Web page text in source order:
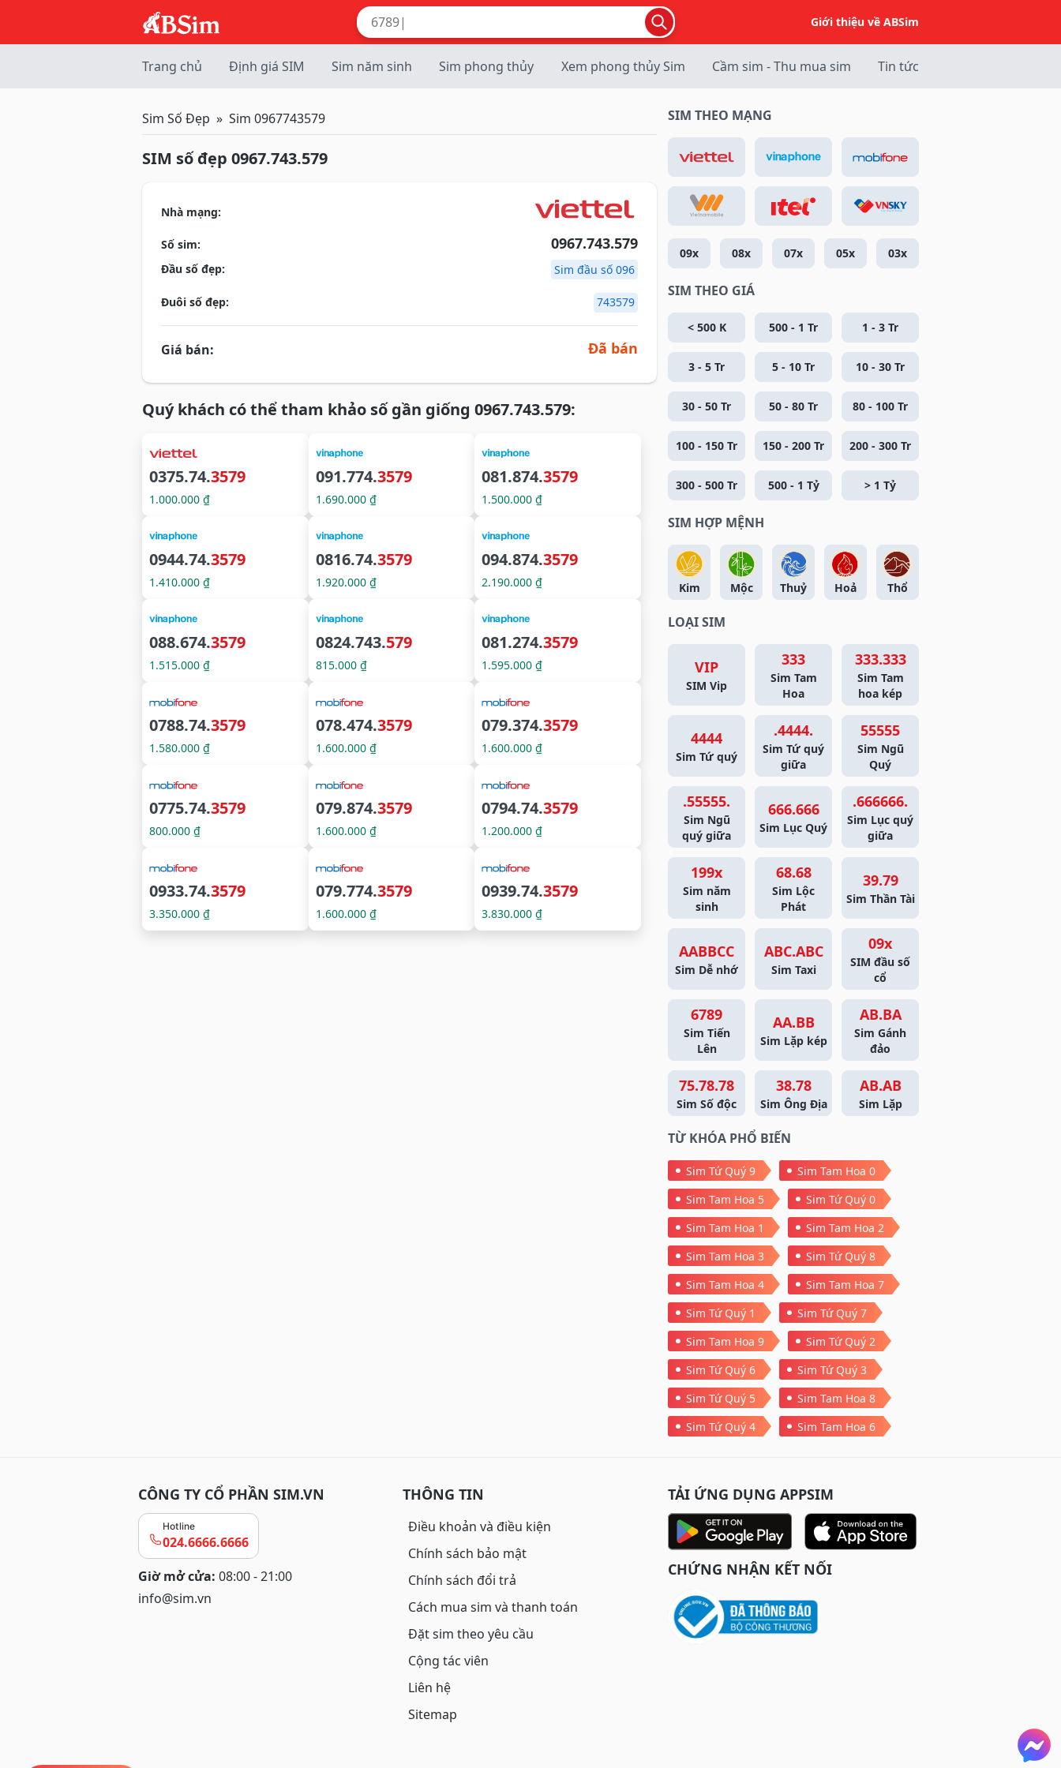
Giới thiệu về ABSim
Trang chủ Định giá SIM Sim năm sinh Sim phong thủy Xem phong thủy Sim Cầm sim - Thu mua sim Tin tức
Sim Số Đẹp Sim 0967743579
SIM số đẹp 0967.743.579
Nhà mạng:
Số sim: 0967.743.579
Đầu số đẹp: Sim đầu số 096
Đuôi số đẹp: 743579
Giá bán: Đã bán
Quý khách có thể tham khảo số gần giống 0967.743.579:
0375.74.3579
1.000.000 ₫
091.774.3579
1.690.000 ₫
081.874.3579
1.500.000 ₫
0944.74.3579
1.410.000 ₫
0816.74.3579
1.920.000 ₫
094.874.3579
2.190.000 ₫
088.674.3579
1.515.000 ₫
0824.743.579
815.000 ₫
081.274.3579
1.595.000 ₫
0788.74.3579
1.580.000 ₫
078.474.3579
1.600.000 ₫
079.374.3579
1.600.000 ₫
0775.74.3579
800.000 ₫
079.874.3579
1.600.000 ₫
0794.74.3579
1.200.000 ₫
0933.74.3579
3.350.000 ₫
079.774.3579
1.600.000 ₫
0939.74.3579
3.830.000 ₫
SIM THEO MẠNG
09x 08x 07x 05x 03x
SIM THEO GIÁ
< 500 K 500 - 1 Tr 1 - 3 Tr
3 - 5 Tr 5 - 10 Tr 10 - 30 Tr
30 - 50 Tr 50 - 80 Tr 80 - 100 Tr
100 - 150 Tr 150 - 200 Tr 200 - 300 Tr
300 - 500 Tr 500 - 1 Tỷ > 1 Tỷ
SIM HỢP MỆNH
Kim Mộc Thuỷ Hoả Thổ
LOẠI SIM
VIP
SIM Vip
333
Sim Tam
Hoa
333.333
Sim Tam
hoa kép
4444
Sim Tứ quý
.4444.
Sim Tứ quý
giữa
55555
Sim Ngũ
Quý
.55555.
Sim Ngũ
quý giữa
666.666
Sim Lục Quý
.666666.
Sim Lục quý
giữa
199x
Sim năm
sinh
68.68
Sim Lộc
Phát
39.79
Sim Thần Tài
AABBCC
Sim Dễ nhớ
ABC.ABC
Sim Taxi
09x
SIM đầu số
cổ
6789
Sim Tiến
Lên
AA.BB
Sim Lặp kép
AB.BA
Sim Gánh
đảo
75.78.78
Sim Số độc
38.78
Sim Ông Địa
AB.AB
Sim Lặp
TỪ KHÓA PHỔ BIẾN
Sim Tứ Quý 9
Sim Tam Hoa 0
Sim Tam Hoa 5
Sim Tứ Quý 0
Sim Tam Hoa 1
Sim Tam Hoa 2
Sim Tam Hoa 3
Sim Tứ Quý 8
Sim Tam Hoa 4
Sim Tam Hoa 7
Sim Tứ Quý 1
Sim Tứ Quý 7
Sim Tam Hoa 9
Sim Tứ Quý 2
Sim Tứ Quý 6
Sim Tứ Quý 3
Sim Tứ Quý 5
Sim Tam Hoa 8
Sim Tứ Quý 4
Sim Tam Hoa 6
CÔNG TY CỔ PHẦN SIM.VN
Hotline
024.6666.6666
Giờ mở cửa: 08:00 - 21:00
info@sim.vn
THÔNG TIN
Điều khoản và điều kiện
Chính sách bảo mật
Chính sách đổi trả
Cách mua sim và thanh toán
Đặt sim theo yêu cầu
Cộng tác viên
Liên hệ
Sitemap
TẢI ỨNG DỤNG APPSIM
CHỨNG NHẬN KẾT NỐI